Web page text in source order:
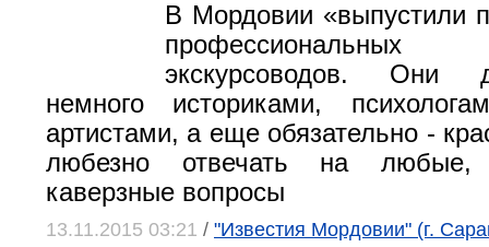
В Мордовии «выпустили
экскурсоводов. Они
немного историками,
артистами, а еще обязательно -
любезно отвечать на
каверзные вопросы
13.11.2015 03:21 / "Известия Мордовии" (г.